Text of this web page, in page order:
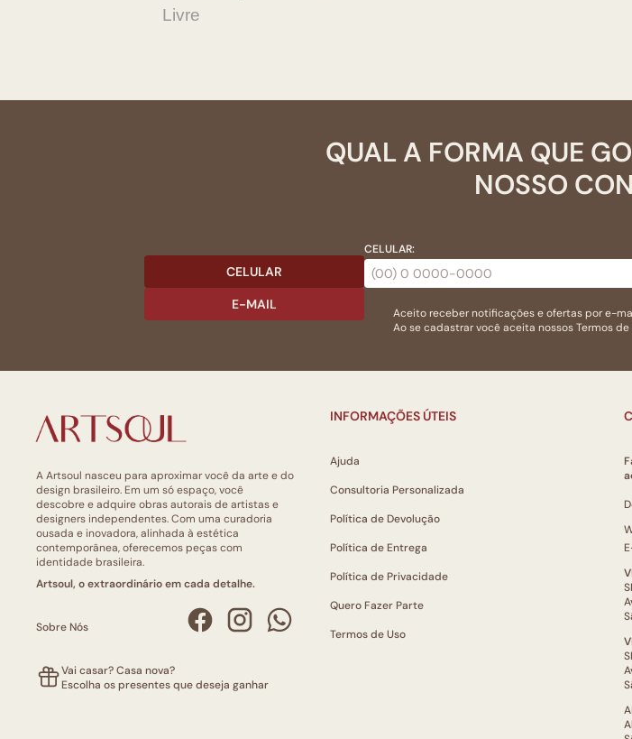
Livre
QUAL A FORMA QUE
NOSSO
CELULAR
E-MAIL
CELULAR:
Aceito receber notificações e ofertas por e-
Ao se cadastrar você aceita nossosTermos de
A Artsoul nasceu para aproximar você da arte e do
design brasileiro. Em um só espaço, você
descobre e adquire obras autorais de artistas e
designers independentes. Com uma curadoria
ousada e inovadora, alinhada à estética
contemporânea, oferecemos peças com
identidade brasileira.
Artsoul, o extraordinário em cada detalhe.
Sobre Nós
Vai casar? Casa nova?
Escolha os presentes que deseja ganhar
INFORMAÇÕES ÚTEIS
Ajuda
Consultoria Personalizada
Política de Devolução
Política de Entrega
Política de Privacidade
Quero Fazer Parte
Termos de Uso